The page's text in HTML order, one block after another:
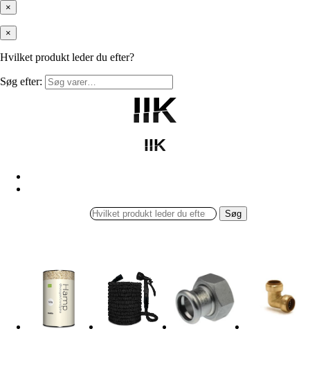
×
×
Hvilket produkt leder du efter?
Søg efter:
IIK
IIK
IIK
IIK
Søg